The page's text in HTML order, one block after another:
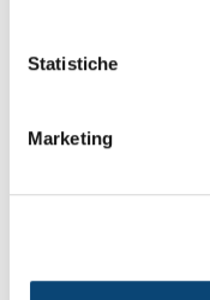
Statistiche
Marketing